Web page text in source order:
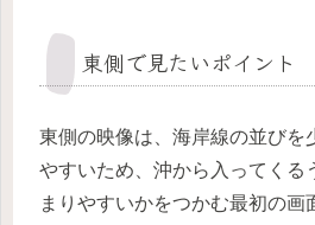
東側で見たいポイント
東側の映像は、海岸線の並びを
やすいため、沖から入ってくる
まりやすいかをつかむ最初の画